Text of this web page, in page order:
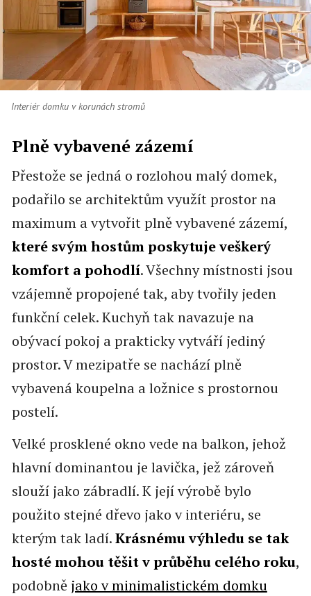
Interiér domku v korunách stromů
Plně vybavené zázemí
Přestože se jedná o rozlohou malý domek,
podařilo se architektům využít prostor na
maximum a vytvořit plně vybavené zázemí,
které svým hostům poskytuje veškerý
komfort a pohodlí. Všechny místnosti jsou
vzájemně propojené tak, aby tvořily jeden
funkční celek. Kuchyň tak navazuje na
obývací pokoj a prakticky vytváří jediný
prostor. V mezipatře se nachází plně
vybavená koupelna a ložnice s prostornou
postelí.
Velké prosklené okno vede na balkon, jehož
hlavní dominantou je lavička, jež zároveň
slouží jako zábradlí. K její výrobě bylo
použito stejné dřevo jako v interiéru, se
kterým tak ladí.Krásnému výhledu se tak
hosté mohou těšit v průběhu celého roku,
podobně jako v minimalistickém domku